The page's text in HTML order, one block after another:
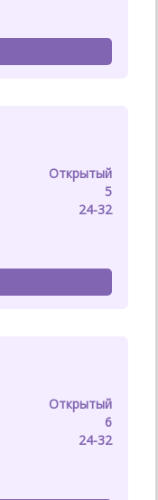
Открытый
5
24-32
Открытый
6
24-32